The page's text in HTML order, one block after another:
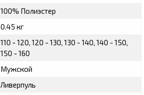
100% Полиэстер
0.45 кг
110 - 120, 120 - 130, 130 - 140, 140 - 150,
150 - 160
Мужской
Ливерпуль